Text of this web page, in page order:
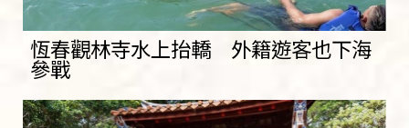
恆春觀林寺水上抬轎 外籍遊客也下海
參戰